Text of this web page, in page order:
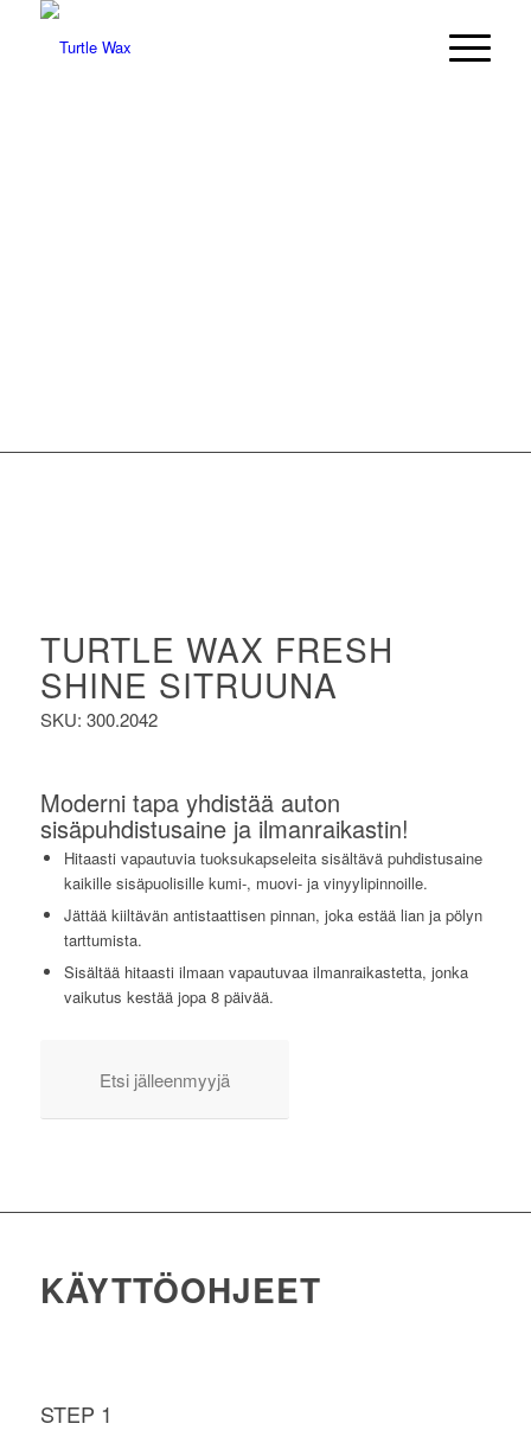
TURTLE WAX FRESH
SHINE SITRUUNA
SKU: 300.2042
Moderni tapa yhdistää auton
sisäpuhdistusaine ja ilmanraikastin!
Hitaasti vapautuvia tuoksukapseleita sisältävä puhdistusaine
kaikille sisäpuolisille kumi-, muovi- ja vinyylipinnoille.
Jättää kiiltävän antistaattisen pinnan, joka estää lian ja pölyn
tarttumista.
Sisältää hitaasti ilmaan vapautuvaa ilmanraikastetta, jonka
vaikutus kestää jopa 8 päivää.
Etsi jälleenmyyjä
KÄYTTÖOHJEET
STEP 1